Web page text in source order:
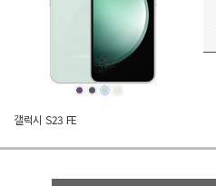
갤럭시 S23 FE